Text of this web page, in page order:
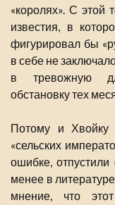
«королях». С этой
известия, в
фигурировал бы
в себе не
в тревожную
обстановку тех
Потому и Хвойку
«сельских
ошибке,
менее в
мнение, что